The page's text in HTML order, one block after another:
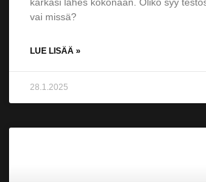
vai missä?
LUE LISÄÄ »
28.1.2025